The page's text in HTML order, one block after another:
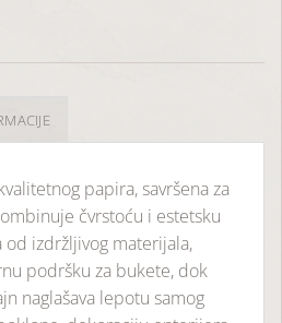
papira, savršena za
čvrstoću i estetsku
od izdržljivog materijala,
podršku za bukete, dok
naglašava lepotu samog